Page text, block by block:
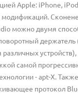
Apple: iPhone,
можно двумя
держатель
устройств),
самой
- apt-X.
протокол